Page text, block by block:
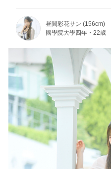
昼間彩花サン (156cm)
國學院大學四年・22歳